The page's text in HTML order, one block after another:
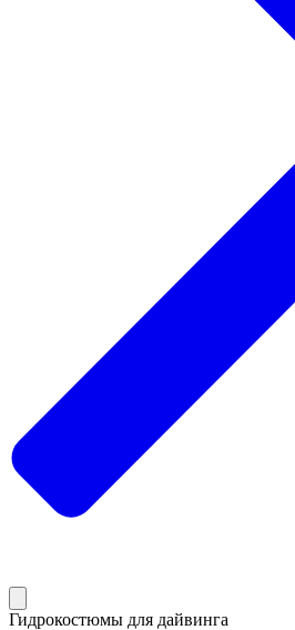
Гидрокостюмы для дайвинга